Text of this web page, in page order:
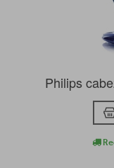
Philips